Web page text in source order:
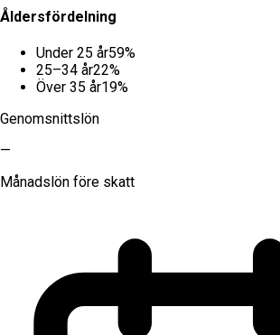
Åldersfördelning
Under 25 år59%
25–34 år22%
Över 35 år19%
Genomsnittslön
—
Månadslön före skatt